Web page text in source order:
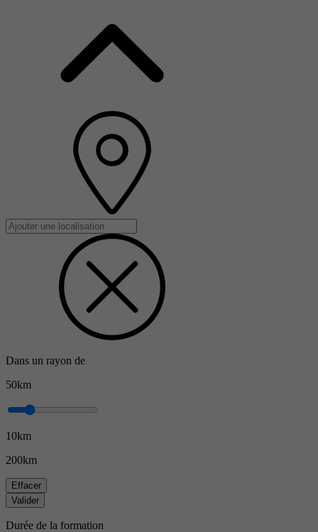
Dans un rayon de
50km
10km
200km
Effacer
Valider
Durée de la formation